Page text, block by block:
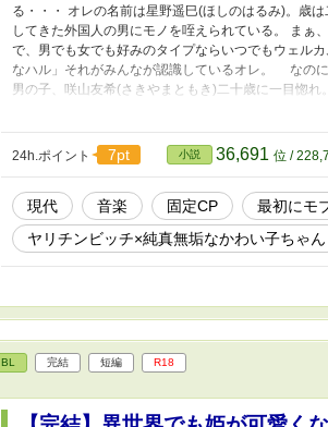
る・・・ オレの名前は星野遥巳(ほしのはるみ)。歳
してきた外国人の男にモノを咥えられている。 まぁ
で、男でも女でも好みのタイプならいつでもウェル
なハル」それがみんなが認識しているオレ。 なの
男の子、咲山友希(さきやまともき)二十歳に一目惚
ンビッチなオレが純真無垢な天使を見つけ、一途に
を付けます。 ☆気軽にお読みいただける短編予定。
CPでのリバはありません。
24h.ポイント 7pt 小説 36,691 位 /
現代 音楽 固定CP 最初にモ
ヤリチンビッチ×純真無垢なかわい子ちゃん
BL 完結 短編 R18